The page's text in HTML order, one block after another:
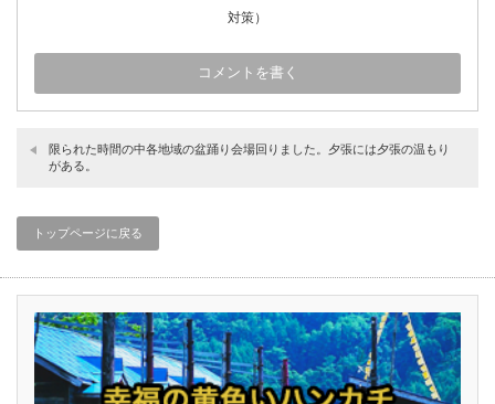
対策）
限られた時間の中各地域の盆踊り会場回りました。夕張には夕張の温もり
がある。
トップページに戻る